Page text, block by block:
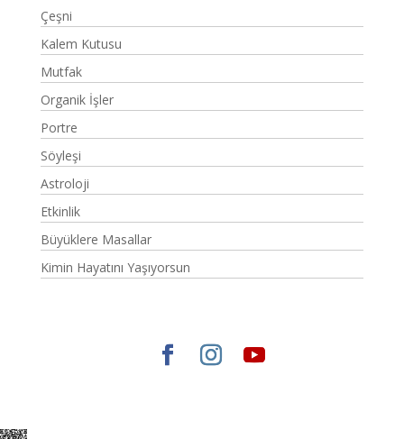
Çeşni
Kalem Kutusu
Mutfak
Organik İşler
Portre
Söyleşi
Astroloji
Etkinlik
Büyüklere Masallar
Kimin Hayatını Yaşıyorsun